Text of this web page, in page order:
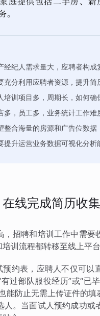
。
经纪人需求量大，应聘者构成
充分利用应聘者资源，提升
培训项目多，周期长，如何
多，员工多，业务统计工作难
整合海量的房源和广告位数
提升运营业务数据可视化分析
线完成简历收
招聘和培训工作中需
训流程都转移至线上平
预约表，应聘人不仅可
过部队服役经历”或“已
能防止无需上传证件的
。当面试人预约成功